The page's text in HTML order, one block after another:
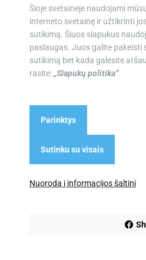
Šioje svetainėje naudojami
interneto svetainę ir užtikrinti
sutikimą. Šiuos slapukus
paslaugas. Juos galite pakeisti
sutikimą bet kada galėsite
rasite:„Slapukų politika“.
Parinktys
Sutinku su visais
Nuoroda į informacijos šaltinį